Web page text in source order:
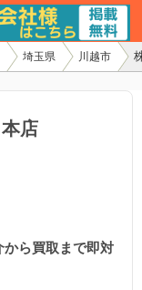
埼玉県 川越市
店
から買取まで即対